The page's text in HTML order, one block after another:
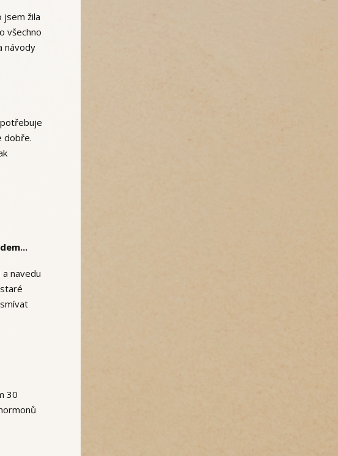
jsem žila
všechno
návody
dobře.
navedu
30